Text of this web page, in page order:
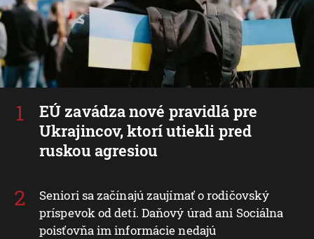
EÚ zavádza nové pravidlá pre
Ukrajincov, ktorí utiekli pred
ruskou agresiou
Seniori sa začínajú zaujímať o rodičovský
príspevok od detí. Daňový úrad ani Sociálna
poisťovňa im informácie nedajú